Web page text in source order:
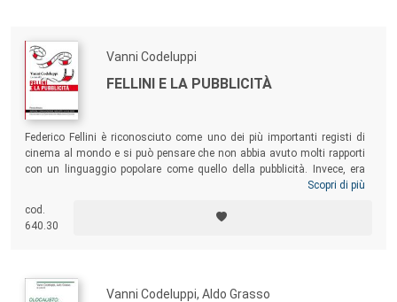
Vanni Codeluppi
FELLINI E LA PUBBLICITÀ
Federico Fellini è riconosciuto come uno dei più importanti registi di
cinema al mondo e si può pensare che non abbia avuto molti rapporti
con un linguaggio popolare come quello della pubblicità. Invece, era
esattamente il contrario e questo libro vuole mostrare che Fellini ha
lasciandoci degli esempi di pubblicità che devono essere considerati
attentamente anche da parte dei professionisti odierni della
Scopri di più
cod.
640.30
Vanni Codeluppi, Aldo Grasso